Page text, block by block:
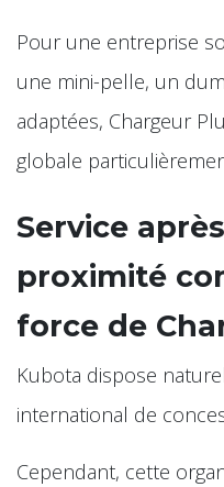
Pour une entreprise
une mini-pelle, un
adaptées, Chargeur
globale
Service
proximité
force de
Kubota dispose
international de
Cependant, cette